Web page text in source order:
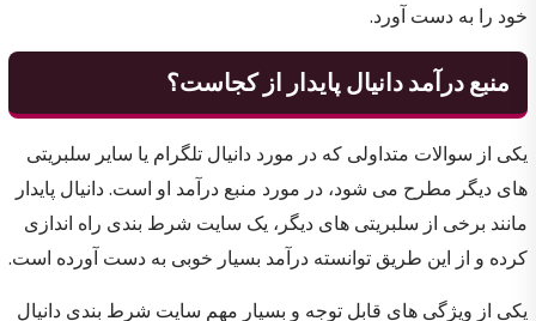
خود را به دست آورد.
منبع درآمد دانیال پایدار از کجاست؟
یکی از سوالات متداولی که در مورد دانیال تلگرام یا سایر سلبریتی
های دیگر مطرح می شود، در مورد منبع درآمد او است. دانیال پایدار
مانند برخی از سلبریتی های دیگر، یک سایت شرط بندی راه اندازی
کرده و از این طریق توانسته درآمد بسیار خوبی به دست آورده است.
یکی از ویژگی های قابل توجه و بسیار مهم سایت شرط بندی دانیال